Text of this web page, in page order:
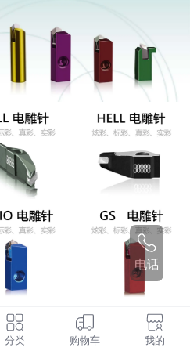
电话
分类 购物车 我的